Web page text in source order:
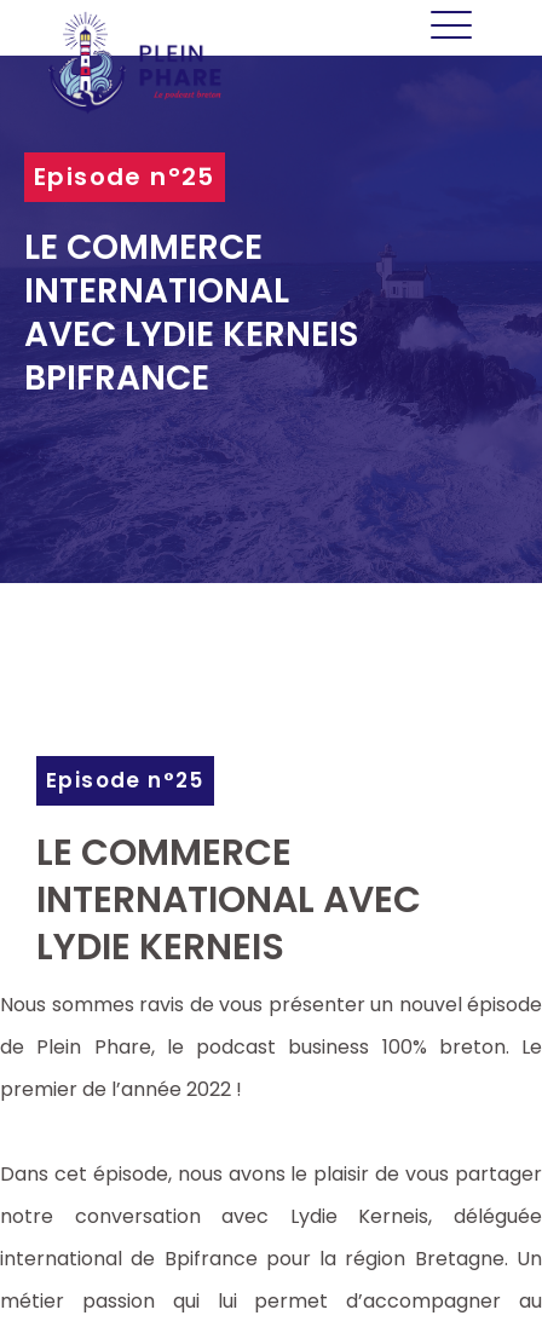
Episode n°25
LE COMMERCE
INTERNATIONAL
AVEC LYDIE KERNEIS
BPIFRANCE
Episode n°25
LE COMMERCE
INTERNATIONAL AVEC
LYDIE KERNEIS
Nous sommes ravis de vous présenter un nouvel épisode
de Plein Phare, le podcast business 100% breton. Le
premier de l’année 2022 !
Dans cet épisode, nous avons le plaisir de vous partager
notre conversation avec Lydie Kerneis, déléguée
international de Bpifrance pour la région Bretagne. Un
métier passion qui lui permet d’accompagner au